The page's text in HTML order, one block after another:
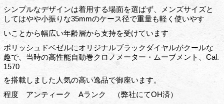
シンプルなデザインは着用する場面を選ばず、メンズサイズと
してはやや小振りな35mmのケース径で重量も軽く使いやす
いことから幅広い年齢層から支持を受けています
ポリッシュドベゼルにオリジナルブラックダイヤルがクールな
趣で、当時の高性能自動巻クロノメーター・ムーブメント、Cal.
1570
を搭載しました人気の高い逸品で御座います。
程度 アンティーク Aランク （弊社にてOH済）